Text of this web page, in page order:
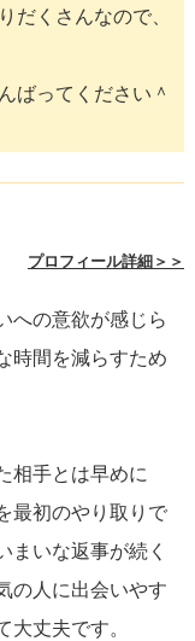
だくさんなので、
ばってください＾
プロフィール詳細＞＞
への意欲が感じら
時間を減らすため
相手とは早めに
最初のやり取りで
まいな返事が続く
の人に出会いやす
大丈夫です。